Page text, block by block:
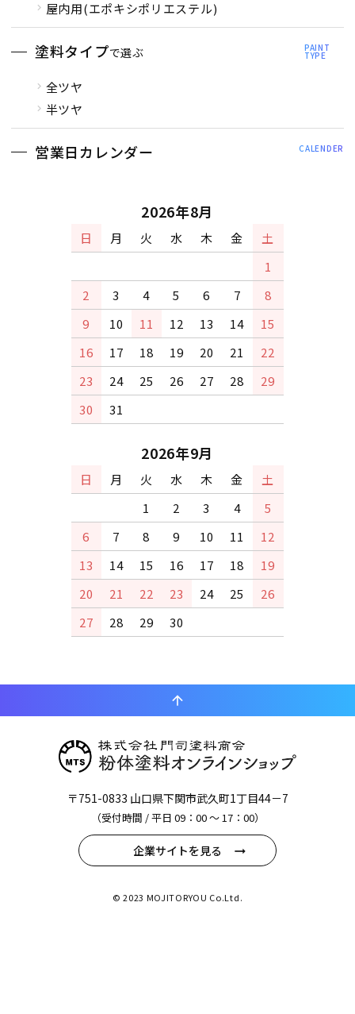
屋内用(エポキシポリエステル)
塗料タイプで選ぶ PAINT
TYPE
全ツヤ
半ツヤ
営業日カレンダー CALENDER
2026年8月
日 月 火 水 木 金
土
1
2
3 4 5 6 7
8
9
10 11 12 13 14
15
16
17 18 19 20 21
22
23
24 25 26 27 28
29
30
31
2026年9月
日 月 火 水 木 金
土
1
2 3 4
5
6
7 8 9 10 11
12
13
14 15 16 17 18
19
20
21 22 23 24 25
26
27
28 29 30
arrow_upward
〒751-0833 山口県下関市武久町1丁目44－7
（受付時間 / 平日 09：00 〜 17：00）
企業サイトを見る
© 2023 MOJITORYOU Co.Ltd.